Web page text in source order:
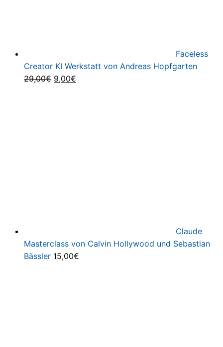
Faceless
Creator KI Werkstatt von Andreas Hopfgarten
29,00€ Ursprünglicher
9,00€
Claude
Masterclass von Calvin Hollywood und Sebastian
Bässler 15,00€